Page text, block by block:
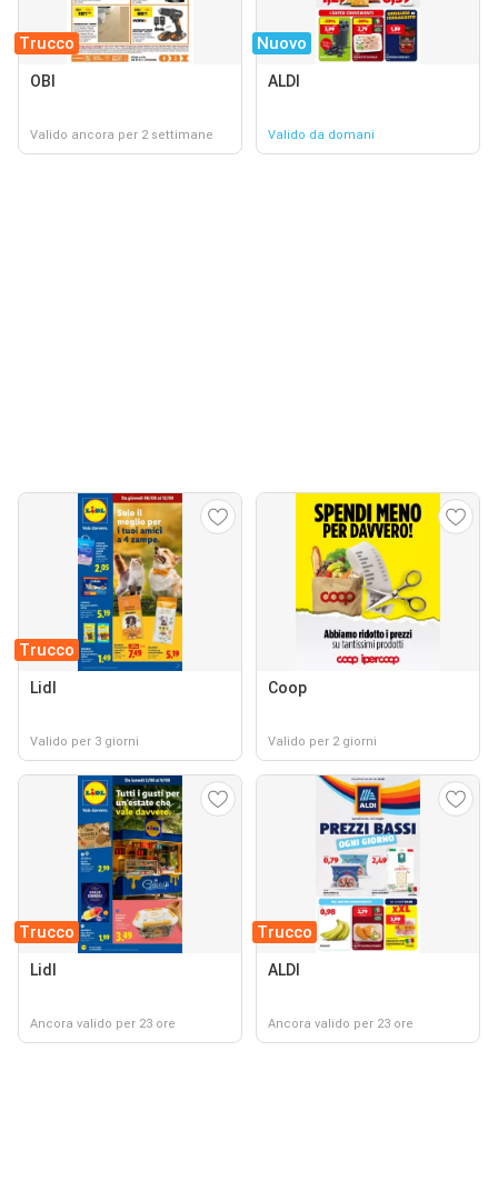
Trucco
OBI
Valido ancora per 2 settimane
Nuovo
ALDI
Valido da domani
Trucco
Lidl
Valido per 3 giorni
Coop
Valido per 2 giorni
Trucco
Lidl
Ancora valido per 23 ore
Trucco
ALDI
Ancora valido per 23 ore